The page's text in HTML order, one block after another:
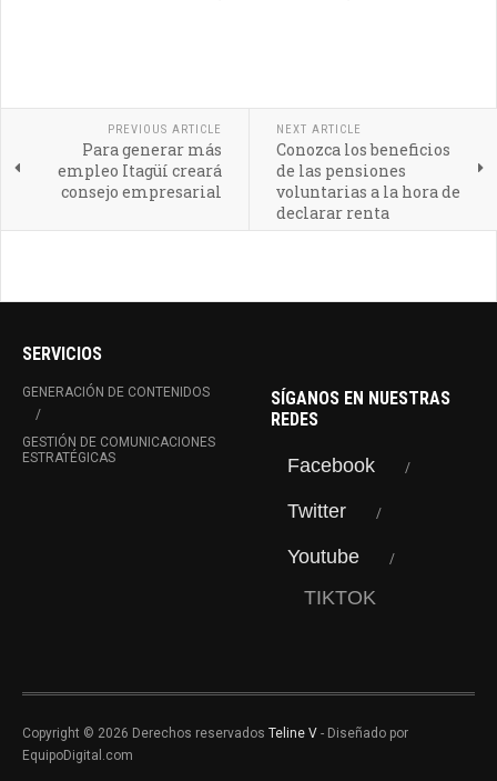
PREVIOUS ARTICLE
Para generar más
empleo Itagüí creará
consejo empresarial
NEXT ARTICLE
Conozca los beneficios
de las pensiones
voluntarias a la hora de
declarar renta
SERVICIOS
GENERACIÓN DE CONTENIDOS
GESTIÓN DE COMUNICACIONES
ESTRATÉGICAS
SÍGANOS EN NUESTRAS
REDES
Facebook
Twitter
Youtube
TIKTOK
Copyright © 2026 Derechos reservados Teline V - Diseñado por
EquipoDigital.com